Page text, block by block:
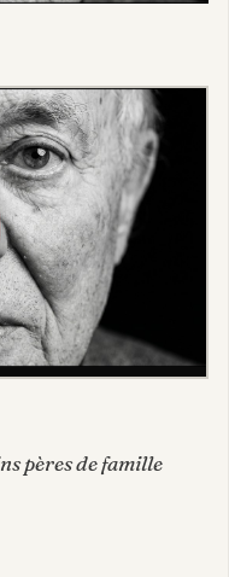
pères de famille